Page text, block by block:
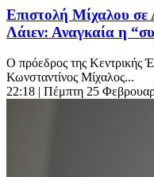
Επιστολή Μίχαλου
Λάιεν: Αναγκαία η
Ο πρόεδρος της Κεντρικής
Κωνσταντίνος Μίχαλος...
22:18 | Πέμπτη 25